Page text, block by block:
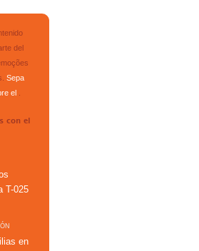
del
Sepa
el
con el
T-025
en